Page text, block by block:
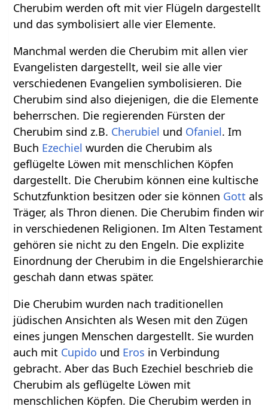
Cherubim werden oft mit vier Flügeln dargestellt
und das symbolisiert alle vier Elemente.
Manchmal werden die Cherubim mit allen vier
Evangelisten dargestellt, weil sie alle vier
verschiedenen Evangelien symbolisieren. Die
Cherubim sind also diejenigen, die die Elemente
beherrschen. Die regierenden Fürsten der
Cherubim sind z.B. Cherubiel und Ofaniel. Im
Buch Ezechiel wurden die Cherubim als
geflügelte Löwen mit menschlichen Köpfen
dargestellt. Die Cherubim können eine kultische
Schutzfunktion besitzen oder sie können Gott als
Träger, als Thron dienen. Die Cherubim finden wir
in verschiedenen Religionen. Im Alten Testament
gehören sie nicht zu den Engeln. Die explizite
Einordnung der Cherubim in die Engelshierarchie
geschah dann etwas später.
Die Cherubim wurden nach traditionellen
jüdischen Ansichten als Wesen mit den Zügen
eines jungen Menschen dargestellt. Sie wurden
auch mit Cupido und Eros in Verbindung
gebracht. Aber das Buch Ezechiel beschrieb die
Cherubim als geflügelte Löwen mit
menschlichen Köpfen. Die Cherubim werden in